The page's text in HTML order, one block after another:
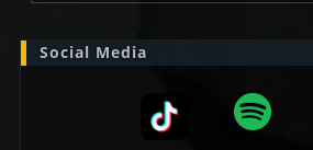
Social Media